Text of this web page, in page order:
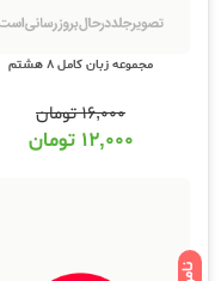
مجموعه زبان کامل 8 هشتم
۱۶,۰۰۰تومان
۱۲,۰۰۰ تومان